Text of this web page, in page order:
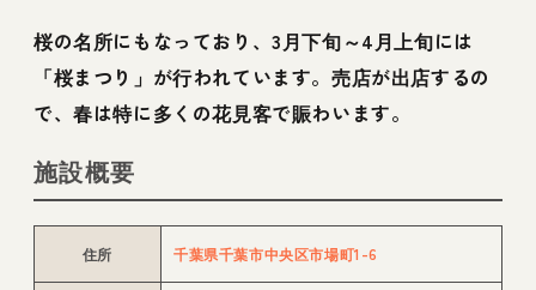
桜の名所にもなっており、3月下旬～4月上旬には
「桜まつり」が行われています。売店が出店するの
で、春は特に多くの花見客で賑わいます。
施設概要
住所 千葉県千葉市中央区市場町1-6